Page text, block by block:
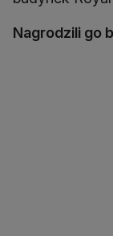
Nagrodzili go